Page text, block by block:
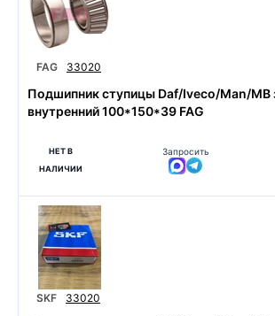
FAG 33020
Подшипник ступицы Daf/Iveco/Man/MB
внутренний 100*150*39 FAG
НЕТ В
НАЛИЧИИ
Запросить
SKF 33020